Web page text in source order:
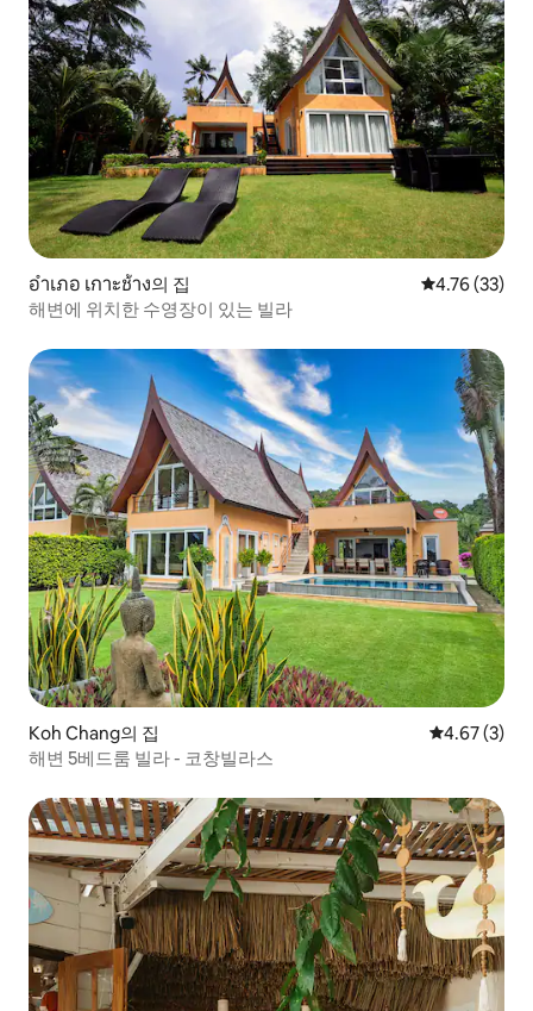
อำเภอ เกาะช้าง의 집 평점 4.76점
4.76 (33)
해변에 위치한 수영장이 있는 빌라
Koh Chang의 집 평점 4.67점
4.67 (3)
해변 5베드룸 빌라 - 코창빌라스